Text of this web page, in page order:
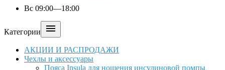
Вс 09:00—18:00
Категории 
АКЦИИ И РАСПРОДАЖИ
Чехлы и аксессуары
Пояса Insula для ношения инсулиновой помпы